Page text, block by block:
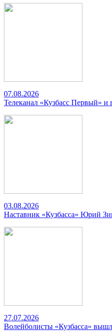
07.08.2026
Телеканал «Кузбасс Первый» и
03.08.2026
Наставник «Кузбасса» Юрий
27.07.2026
Волейболисты «Кузбасса»